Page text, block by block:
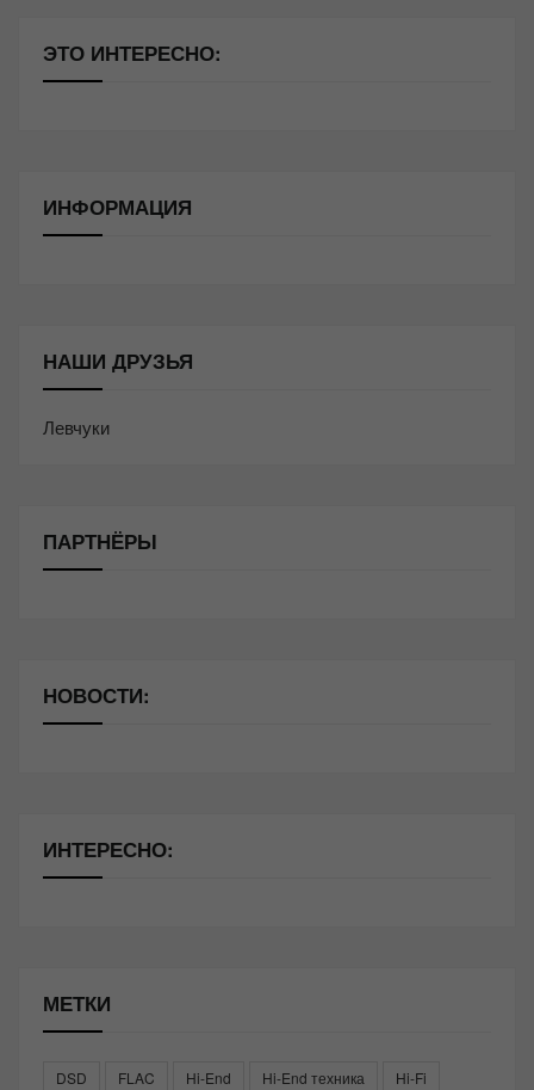
ЭТО ИНТЕРЕСНО:
ИНФОРМАЦИЯ
НАШИ ДРУЗЬЯ
Левчуки
ПАРТНЁРЫ
НОВОСТИ:
ИНТЕРЕСНО:
МЕТКИ
DSD FLAC Hi-End Hi-End техника
Hi-Fi